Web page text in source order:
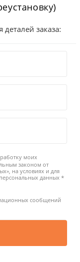
заказа:
моих
законом от
на условиях и для
данных *
сообщений